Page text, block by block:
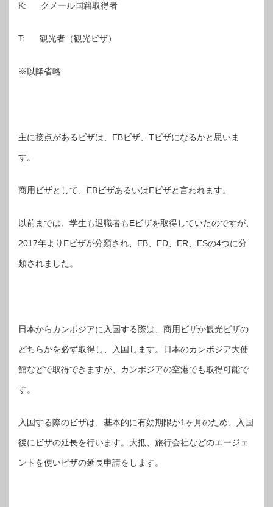
K: クメール国籍取得者
T: 観光者（観光ビザ）
※以降省略
主に接点があるビザは、EBビザ、Tビザになるかと思いま
す。
商用ビザとして、EBビザあるいはEビザと言われます。
以前までは、学生も退職者もEビザを取得していたのですが、
2017年よりEビザが分類され、EB、ED、ER、ESの4つに分
類されました。
日本からカンボジアに入国する際は、商用ビザか観光ビザの
どちらかを必ず取得し、入国します。日本のカンボジア大使
館などで取得できますが、カンボジアの空港でも取得可能で
す。
入国する際のビザは、基本的に有効期限が1ヶ月のため、入国
後にビザの延長を行います。大抵、旅行会社などのエージェ
ントを使いビザの延長申請をします。